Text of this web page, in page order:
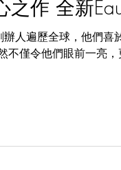
之作 全新
人遍歷全球，他們
僅令他們眼前一亮